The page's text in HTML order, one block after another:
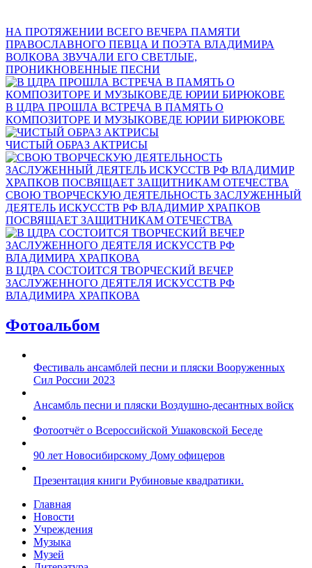
НА ПРОТЯЖЕНИИ ВСЕГО ВЕЧЕРА ПАМЯТИ
ПРАВОСЛАВНОГО ПЕВЦА И ПОЭТА ВЛАДИМИРА
ВОЛКОВА ЗВУЧАЛИ ЕГО СВЕТЛЫЕ,
ПРОНИКНОВЕННЫЕ ПЕСНИ
В ЦДРА ПРОШЛА ВСТРЕЧА В ПАМЯТЬ О
КОМПОЗИТОРЕ И МУЗЫКОВЕДЕ ЮРИИ БИРЮКОВЕ
ЧИСТЫЙ ОБРАЗ АКТРИСЫ
СВОЮ ТВОРЧЕСКУЮ ДЕЯТЕЛЬНОСТЬ ЗАСЛУЖЕННЫЙ
ДЕЯТЕЛЬ ИСКУССТВ РФ ВЛАДИМИР ХРАПКОВ
ПОСВЯЩАЕТ ЗАЩИТНИКАМ ОТЕЧЕСТВА
В ЦДРА СОСТОИТСЯ ТВОРЧЕСКИЙ ВЕЧЕР
ЗАСЛУЖЕННОГО ДЕЯТЕЛЯ ИСКУССТВ РФ
ВЛАДИМИРА ХРАПКОВА
Фотоальбом
Фестиваль ансамблей песни и пляски Вооруженных
Сил России 2023
Ансамбль песни и пляски Воздушно-десантных войск
Фотоотчёт о Всероссийской Ушаковской Беседе
90 лет Новосибирскому Дому офицеров
Презентация книги Рубиновые квадратики.
Главная
Новости
Учреждения
Музыка
Музей